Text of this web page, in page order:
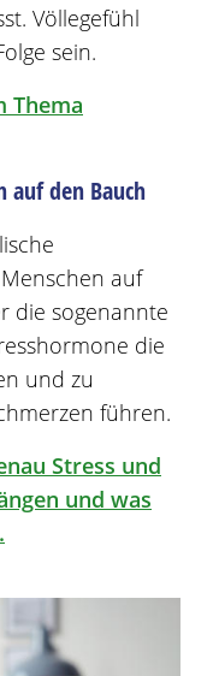
Völlegefühl
sein.
Thema
auf den Bauch
auf
die sogenannte
die
und zu
führen.
Stress und
und was